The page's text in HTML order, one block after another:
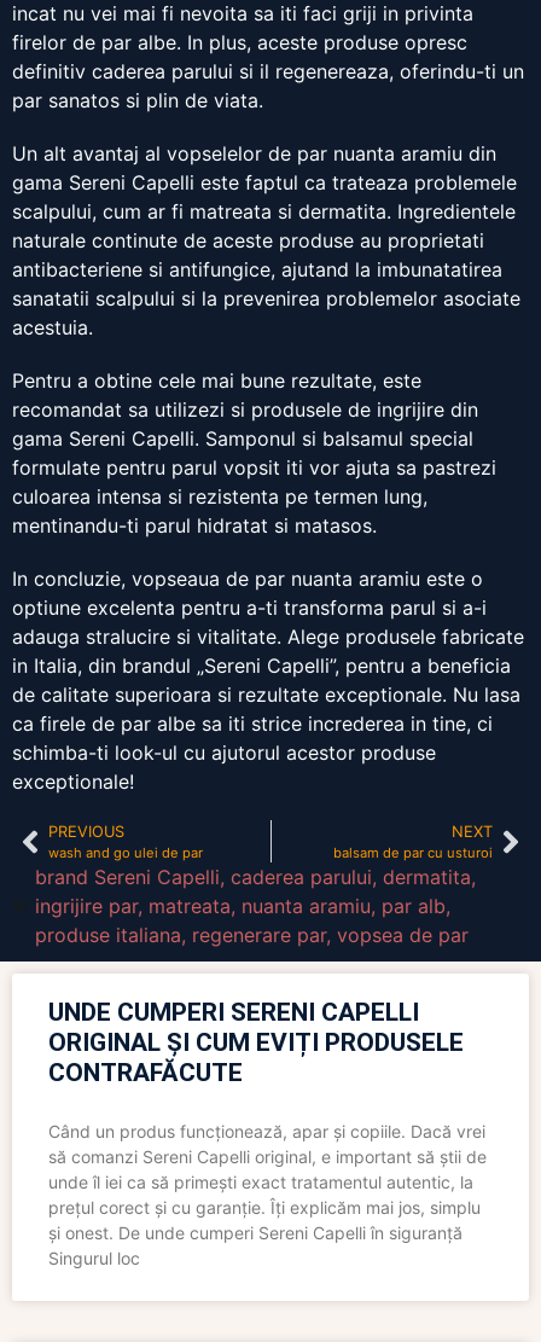
incat nu vei mai fi nevoita sa iti faci griji in privinta
firelor de par albe. In plus, aceste produse opresc
definitiv caderea parului si il regenereaza, oferindu-ti un
par sanatos si plin de viata.
Un alt avantaj al vopselelor de par nuanta aramiu din
gama Sereni Capelli este faptul ca trateaza problemele
scalpului, cum ar fi matreata si dermatita. Ingredientele
naturale continute de aceste produse au proprietati
antibacteriene si antifungice, ajutand la imbunatatirea
sanatatii scalpului si la prevenirea problemelor asociate
acestuia.
Pentru a obtine cele mai bune rezultate, este
recomandat sa utilizezi si produsele de ingrijire din
gama Sereni Capelli. Samponul si balsamul special
formulate pentru parul vopsit iti vor ajuta sa pastrezi
culoarea intensa si rezistenta pe termen lung,
mentinandu-ti parul hidratat si matasos.
In concluzie, vopseaua de par nuanta aramiu este o
optiune excelenta pentru a-ti transforma parul si a-i
adauga stralucire si vitalitate. Alege produsele fabricate
in Italia, din brandul „Sereni Capelli”, pentru a beneficia
de calitate superioara si rezultate exceptionale. Nu lasa
ca firele de par albe sa iti strice increderea in tine, ci
schimba-ti look-ul cu ajutorul acestor produse
exceptionale!
PREVIOUS
wash and go ulei de par
NEXT
balsam de par cu usturoi
brand Sereni Capelli, caderea parului, dermatita,
ingrijire par, matreata, nuanta aramiu, par alb,
produse italiana, regenerare par, vopsea de par
UNDE CUMPERI SERENI CAPELLI
ORIGINAL ȘI CUM EVIȚI PRODUSELE
CONTRAFĂCUTE
Când un produs funcționează, apar și copiile. Dacă vrei
să comanzi Sereni Capelli original, e important să știi de
unde îl iei ca să primești exact tratamentul autentic, la
prețul corect și cu garanție. Îți explicăm mai jos, simplu
și onest. De unde cumperi Sereni Capelli în siguranță
Singurul loc